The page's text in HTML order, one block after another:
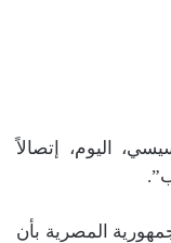
اليوم، إتصالاً
المصرية بأن